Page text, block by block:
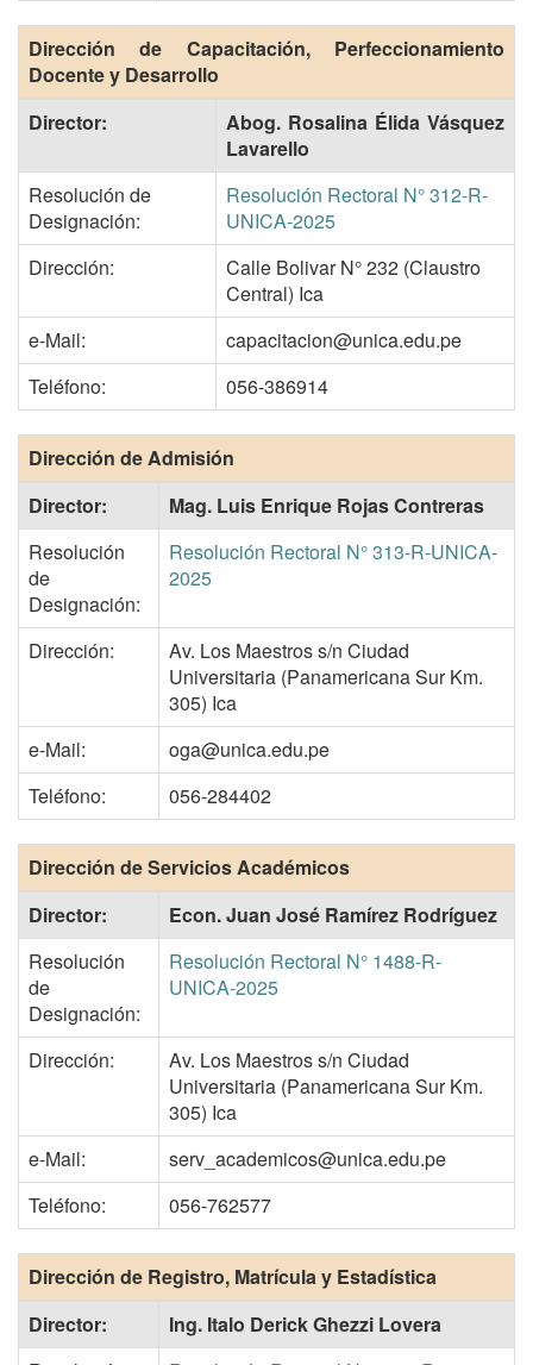
Dirección de Capacitación, Perfeccionamiento
Docente y Desarrollo
Director:
Abog. Rosalina Élida Vásquez
Lavarello
Resolución de
Designación:
Resolución Rectoral N° 312-R-
UNICA-2025
Dirección:
Calle Bolivar N° 232 (Claustro
Central) Ica
e-Mail:
capacitacion@unica.edu.pe
Teléfono:
056-386914
Dirección de Admisión
Director:
Mag. Luis Enrique Rojas Contreras
Resolución
de
Designación:
Resolución Rectoral N° 313-R-UNICA-
2025
Dirección:
Av. Los Maestros s/n Ciudad
Universitaria (Panamericana Sur Km.
305) Ica
e-Mail:
oga@unica.edu.pe
Teléfono:
056-284402
Dirección de Servicios Académicos
Director:
Econ. Juan José Ramírez Rodríguez
Resolución
de
Designación:
Resolución Rectoral N° 1488-R-
UNICA-2025
Dirección:
Av. Los Maestros s/n Ciudad
Universitaria (Panamericana Sur Km.
305) Ica
e-Mail:
serv_academicos@unica.edu.pe
Teléfono:
056-762577
Dirección de Registro, Matrícula y Estadística
Director:
Ing. Italo Derick Ghezzi Lovera